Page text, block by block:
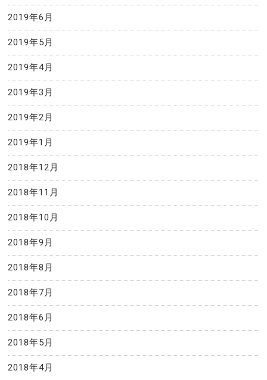
2019年6月
2019年5月
2019年4月
2019年3月
2019年2月
2019年1月
2018年12月
2018年11月
2018年10月
2018年9月
2018年8月
2018年7月
2018年6月
2018年5月
2018年4月